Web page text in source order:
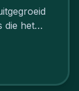
die het